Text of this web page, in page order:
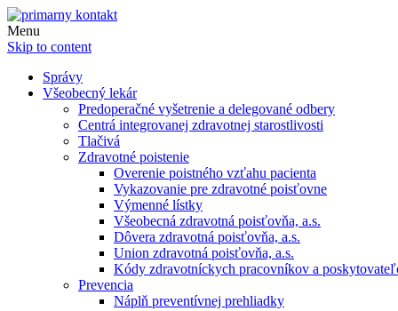
Menu
Skip to content
Správy
Všeobecný lekár
Predoperačné vyšetrenie a delegované odbery
Centrá integrovanej zdravotnej starostlivosti
Tlačivá
Zdravotné poistenie
Overenie poistného vzťahu pacienta
Vykazovanie pre zdravotné poisťovne
Výmenné lístky
Všeobecná zdravotná poisťovňa, a.s.
Dôvera zdravotná poisťovňa, a.s.
Union zdravotná poisťovňa, a.s.
Kódy zdravotníckych pracovníkov a
Prevencia
Náplň preventívnej prehliadky